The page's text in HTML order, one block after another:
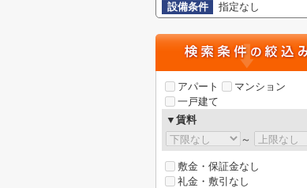
設備条件
指定なし
アパート
マンション
一戸建て
▼賃料
～
敷金・保証金なし
礼金・敷引なし